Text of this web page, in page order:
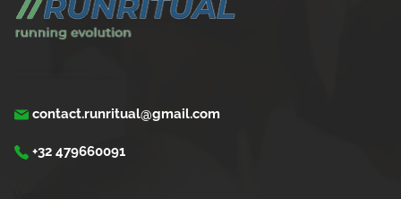
contact.runritual@gmail.com
+32 479660091